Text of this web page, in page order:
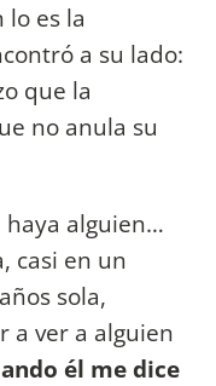
lo es la
a su lado:
que la
no anula su
haya alguien…
casi en un
sola,
a ver a alguien
él me dice